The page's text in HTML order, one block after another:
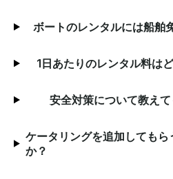
ボートのレンタルには船舶
1日あたりのレンタル料は
安全対策について教え
ケータリングを追加しても
か？